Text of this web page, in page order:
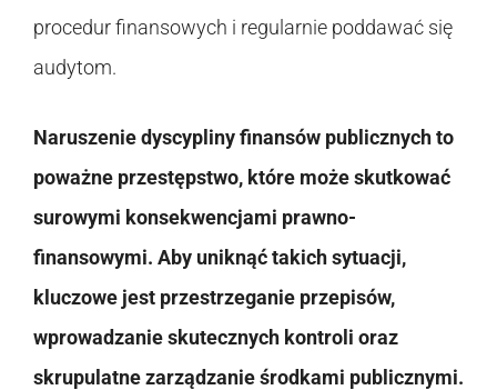
procedur finansowych i regularnie poddawać się
audytom.
Naruszenie dyscypliny finansów publicznych to
poważne przestępstwo, które może skutkować
surowymi konsekwencjami prawno-
finansowymi. Aby uniknąć takich sytuacji,
kluczowe jest przestrzeganie przepisów,
wprowadzanie skutecznych kontroli oraz
skrupulatne zarządzanie środkami publicznymi.